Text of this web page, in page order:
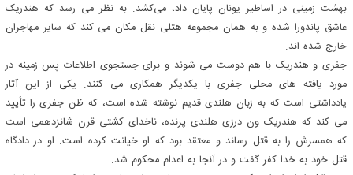
بهشت ​​زمینی در اساطیر یونان پایان داد، می‌کشد. به نظر می رسد که هندریک
عاشق پاندورا شده و به همان مجموعه هتلی نقل مکان می کند که سایر مهاجران
خارج شده اند.
جفری و هندریک با هم دوست می شوند و برای جستجوی اطلاعات پس زمینه در
مورد یافته های محلی جفری با یکدیگر همکاری می کنند. یکی از این آثار
یادداشتی است که به زبان هلندی قدیم نوشته شده است، که ظن جفری را تأیید
می کند که هندریک ون درزی هلندی پرنده، ناخدای کشتی قرن شانزدهمی است
که همسرش را به قتل رساند و معتقد بود که او خیانت کرده است. او در دادگاه
قتل خود به خدا کفر گفت و در آنجا به اعدام محکوم شد.